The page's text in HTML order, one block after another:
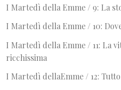
I Martedì della Emme / 9: La
I Martedì della Emme / 10:
I Martedì della Emme / 11: La
ricchissima
I Martedì dellaEmme / 12: